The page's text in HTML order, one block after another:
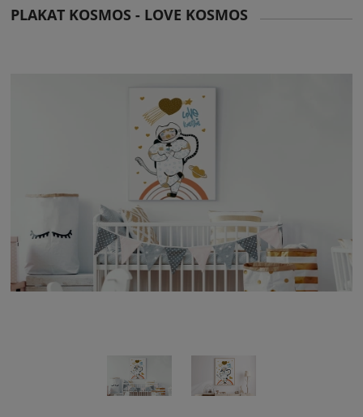
PLAKAT KOSMOS - LOVE KOSMOS